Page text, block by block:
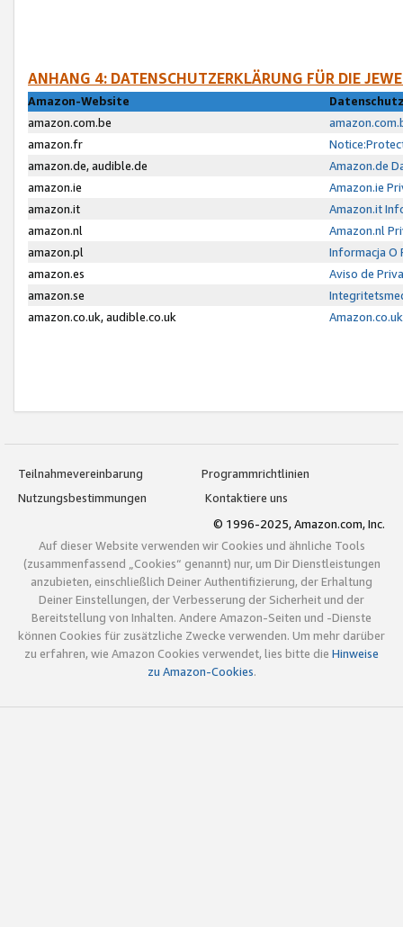
ANHANG 4: DATENSCHUTZERKLÄRUNG FÜR DIE
Amazon-Website
amazon.com.be
amazon.fr
amazon.de, audible.de
Amazon.de
amazon.ie
Amazon.ie
amazon.it
Amazon.it
amazon.nl
Amazon.nl
amazon.pl
Informacja O
amazon.es
Aviso de
amazon.se
amazon.co.uk, audible.co.uk
Teilnahmevereinbarung
Programmrichtlinien
Nutzungsbestimmungen
Kontaktiere uns
© 1996-2025, Amazon.com, Inc.
Auf dieser Website verwenden wir Cookies und ähnliche Tools
(zusammenfassend „Cookies“ genannt) nur, um Dir Dienstleistungen
anzubieten, einschließlich Deiner Authentifizierung, der Erhaltung
Deiner Einstellungen, der Verbesserung der Sicherheit und der
Bereitstellung von Inhalten. Andere Amazon-Seiten und -Dienste
können Cookies für zusätzliche Zwecke verwenden. Um mehr darüber
zu erfahren, wie Amazon Cookies verwendet, lies bitte die Hinweise
zu Amazon-Cookies.